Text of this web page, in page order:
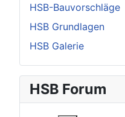
HSB-Bauvorschläge
HSB Grundlagen
HSB Galerie
HSB Forum